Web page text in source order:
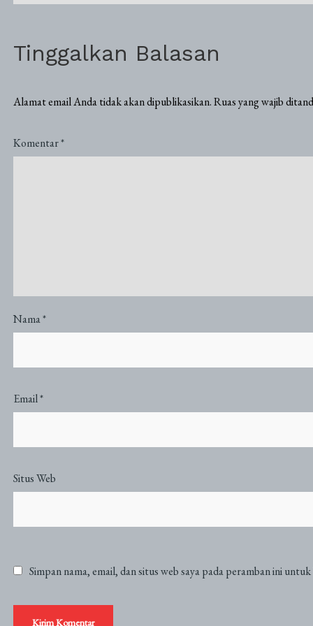
Tinggalkan Balasan
Alamat email Anda tidak akan dipublikasikan.Ruas yang wajib
Komentar*
Nama*
Email*
Situs Web
Simpan nama, email, dan situs web saya pada peramban ini